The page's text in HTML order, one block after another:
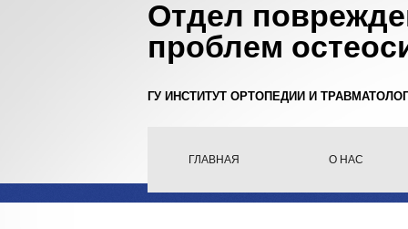
Отдел
проблем
ГУ ИНСТИТУТ ОРТОПЕДИИ И
ГЛАВНАЯ О НАС